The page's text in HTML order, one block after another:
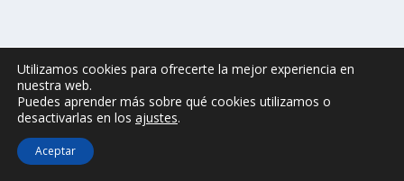
Utilizamos cookies para ofrecerte la mejor experiencia en
nuestra web.
Puedes aprender más sobre qué cookies utilizamos o
desactivarlas en los ajustes.
Aceptar